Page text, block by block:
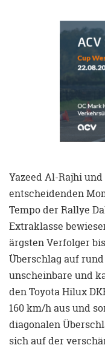
Yazeed Al-Rajhi
entscheidenden
Tempo der Rallye
Extraklasse
ärgsten Verfolger
Überschlag auf
unscheinbare und
den Toyota Hilux
160 km/h aus und
diagonalen
sich auf der